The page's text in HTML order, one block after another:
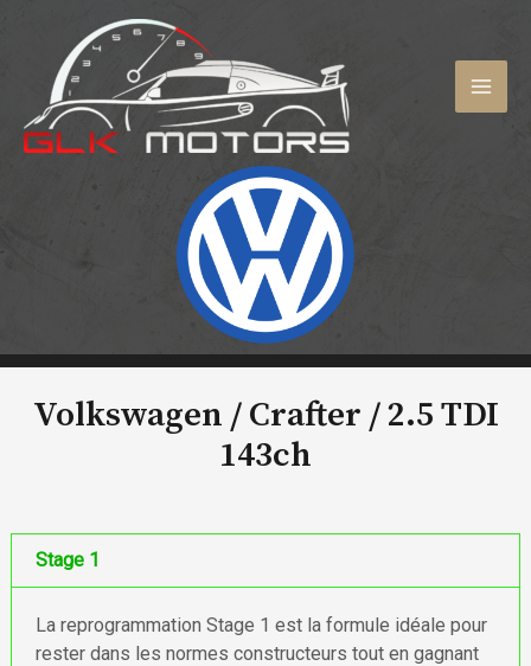
contenu
Volkswagen / Crafter /2.5 TDI
143ch
Stage 1
La reprogrammation Stage 1 est la formule idéale pour
rester dans les normes constructeurs tout en gagnant